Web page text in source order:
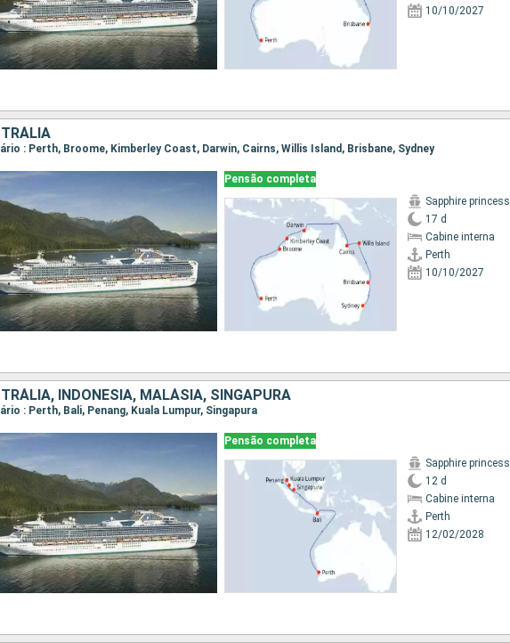
10/10/2027
: Perth, Broome, Kimberley Coast, Darwin, Cairns, Willis Island, Brisbane, Sydney
Pensão completa
Sapphire princess
17 d
Cabine interna
Perth
10/10/2027
INDONESIA, MALÁSIA, SINGAPURA
: Perth, Bali, Penang, Kuala Lumpur, Singapura
Pensão completa
Sapphire princess
12 d
Cabine interna
Perth
12/02/2028